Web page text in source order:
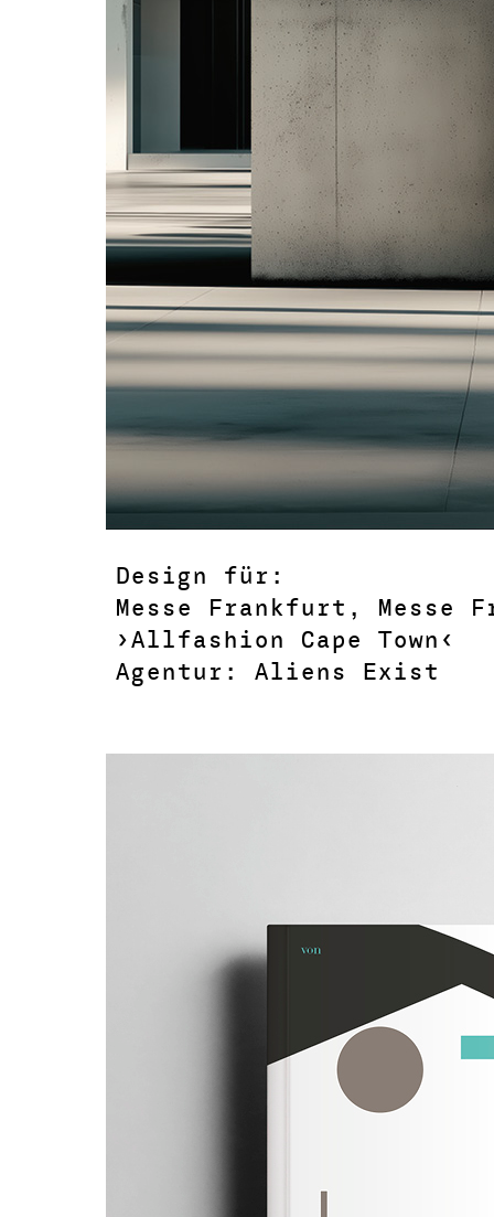
Design für:
Messe Frankfurt, Messe
›Allfashion Cape Town‹
Agentur: Aliens Exist